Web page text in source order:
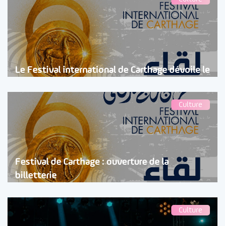
Le Festival international de Carthage dévoile le
Culture
Festival de Carthage : ouverture de la
billetterie
Culture